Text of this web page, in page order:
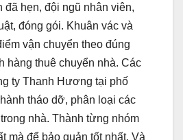
đã hẹn, đội ngũ nhân viên,
đóng gói. Khuân vác và
vận chuyển theo đúng
hàng thuê chuyển nhà. Các
ty Thanh Hương tại phố
tháo dỡ, phân loại các
nhà. Thành từng nhóm
mà để bảo quản tốt nhất. Và